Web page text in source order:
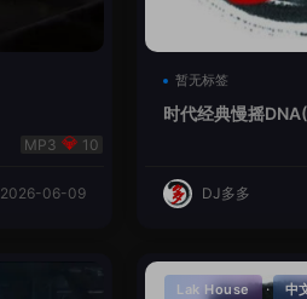
10
2026-06-09
暂无标签
时代经典慢摇
DJ多多
Lak House · 中